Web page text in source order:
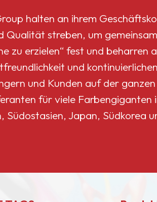
Auslöschung unterstützen.
halten an ihrem
Qualität streben, um
zu erzielen“ fest und beharren
und
und Kunden auf der
für viele Farbengiganten
Südostasien, Japan, Südkorea